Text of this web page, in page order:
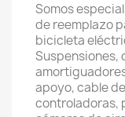
Somos
de reemplazo
bicicleta
Suspensiones,
apoyo, cable
controladoras,